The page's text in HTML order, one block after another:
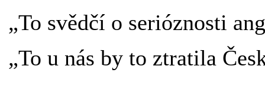
„To svědčí o serióznosti
„To u nás by to ztratila